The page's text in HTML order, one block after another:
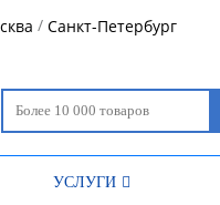
/ Санкт-Петербург
УСЛУГИ